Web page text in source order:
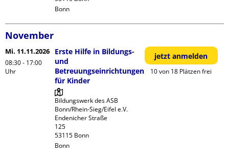
Bonn
November
Mi. 11.11.2026
08:30 - 17:00
Uhr
Erste Hilfe in Bildungs-
und
Betreuungseinrichtungen
für Kinder
Bildungswerk des ASB
Bonn/Rhein-Sieg/Eifel e.V.
Endenicher Straße
125
Bonn
jetzt anmelden
10 von 18 Plätzen frei